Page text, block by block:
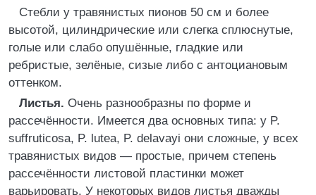
Стебли у травянистых пионов 50 см и более
высотой, цилиндрические или слегка сплюснутые,
голые или слабо опушённые, гладкие или
ребристые, зелёные, сизые либо с антоциановым
оттенком.
Листья. Очень разнообразны по форме и
рассечённости. Имеется два основных типа: у P.
suffruticosa, P. lutea, P. delavayi они сложные, у всех
травянистых видов ― простые, причем степень
рассечённости листовой пластинки может
варьировать. У некоторых видов листья дважды